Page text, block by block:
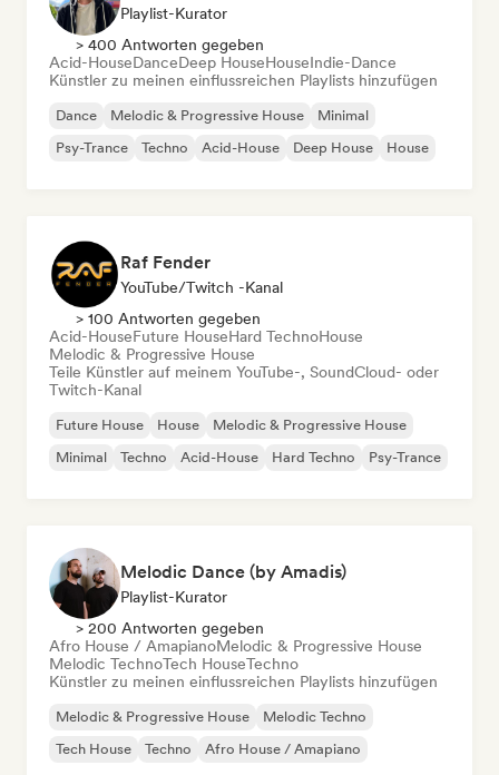
Playlist-Kurator
> 400 Antworten gegeben
Acid-HouseDanceDeep HouseHouseIndie-Dance
Künstler zu meinen einflussreichen Playlists hinzufügen
Dance Melodic & Progressive House
Minimal
Psy-Trance
Techno Acid-House Deep House House
Raf Fender
YouTube/Twitch -Kanal
> 100 Antworten gegeben
Acid-HouseFuture HouseHard TechnoHouse
Melodic & Progressive House
Teile Künstler auf meinem YouTube-, SoundCloud- oder
Twitch-Kanal
Future House House
Melodic & Progressive House
Minimal
Techno Acid-House Hard Techno Psy-Trance
Melodic Dance (by Amadis)
Playlist-Kurator
> 200 Antworten gegeben
Afro House / AmapianoMelodic & Progressive House
Melodic TechnoTech HouseTechno
Künstler zu meinen einflussreichen Playlists hinzufügen
Melodic & Progressive House
Melodic Techno
Tech House
Techno Afro House / Amapiano